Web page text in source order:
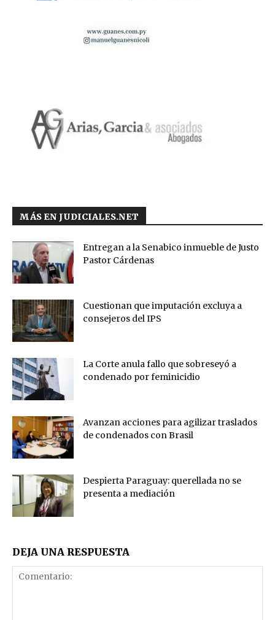
MÁS EN JUDICIALES.NET
Entregan a la Senabico inmueble de Justo
Pastor Cárdenas
Cuestionan que imputación excluya a
consejeros del IPS
La Corte anula fallo que sobreseyó a
condenado por feminicidio
Avanzan acciones para agilizar traslados
de condenados con Brasil
Despierta Paraguay: querellada no se
presenta a mediación
DEJA UNA RESPUESTA